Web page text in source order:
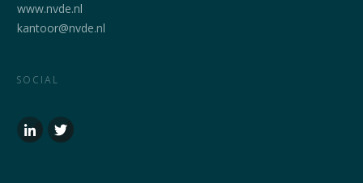
www.nvde.nl
kantoor@nvde.nl
SOCIAL